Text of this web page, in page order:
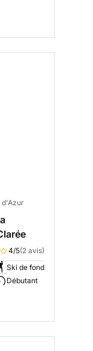
d'Azur
4/5(2 avis)
Ski de fond
Débutant